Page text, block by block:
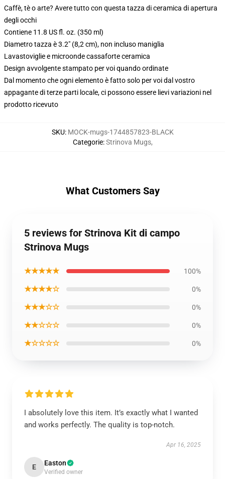
Caffè, tè o arte? Avere tutto con questa tazza di ceramica di apertura
degli occhi
Contiene 11.8 US fl. oz. (350 ml)
Diametro tazza è 3.2" (8,2 cm), non incluso maniglia
Lavastoviglie e microonde cassaforte ceramica
Design avvolgente stampato per voi quando ordinate
Dal momento che ogni elemento è fatto solo per voi dal vostro
appagante di terze parti locale, ci possono essere lievi variazioni nel
prodotto ricevuto
SKU: MOCK-mugs-1744857823-BLACK
Categorie:Strinova Mugs,
What Customers Say
5 reviews for Strinova Kit di campo
Strinova Mugs
★★★★★ 100%
★★★★☆ 0%
★★★☆☆ 0%
★★☆☆☆ 0%
★☆☆☆☆ 0%
I absolutely love this item. It’s exactly what I wanted
and works perfectly. The quality is top-notch.
Apr 16, 2025
E Easton
Verified owner